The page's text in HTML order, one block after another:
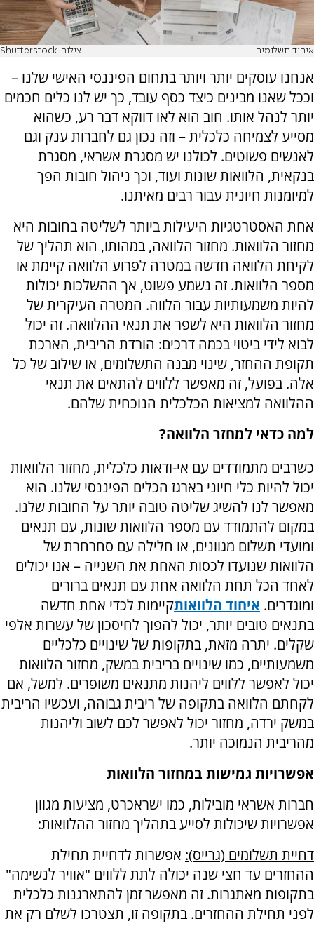
איחוד תשלומים צילום: Shutterstock
אנחנו עוסקים יותר ויותר בתחום הפיננסי האישי שלנו –
וככל שאנו מבינים כיצד כסף עובד, כך יש לנו כלים חכמים
יותר לנהל אותו. חוב הוא לאו דווקא דבר רע, כשהוא
מסייע לצמיחה כלכלית – וזה נכון גם לחברות ענק וגם
לאנשים פשוטים. לכולנו יש מסגרת אשראי, מסגרת
בנקאית, הלוואות שונות ועוד, וכך ניהול חובות הפך
למיומנות חיונית עבור רבים מאיתנו.
אחת האסטרטגיות היעילות ביותר לשליטה בחובות היא
מחזור הלוואות. מחזור הלוואה, במהותו, הוא תהליך של
לקיחת הלוואה חדשה במטרה לפרוע הלוואה קיימת או
מספר הלוואות. זה נשמע פשוט, אך ההשלכות יכולות
להיות משמעותיות עבור הלווה. המטרה העיקרית של
מחזור הלוואות היא לשפר את תנאי ההלוואה. זה יכול
לבוא לידי ביטוי בכמה דרכים: הורדת הריבית, הארכת
תקופת ההחזר, שינוי מבנה התשלומים, או שילוב של כל
אלה. בפועל, זה מאפשר ללווים להתאים את תנאי
ההלוואה למציאות הכלכלית הנוכחית שלהם.
למה כדאי למחזר הלוואה?
כשרבים מתמודדים עם אי-ודאות כלכלית, מחזור הלוואות
יכול להיות כלי חיוני בארגז הכלים הפיננסי שלנו. הוא
מאפשר לנו להשיג שליטה טובה יותר על החובות שלנו.
במקום להתמודד עם מספר הלוואות שונות, עם תנאים
ומועדי תשלום מגוונים, או חלילה עם סחרחרת של
הלוואות שנועדו לכסות האחת את השנייה – אנו יכולים
לאחד הכל תחת הלוואה אחת עם תנאים ברורים
ומוגדרים. איחוד הלוואותקיימות לכדי אחת חדשה
בתנאים טובים יותר, יכול להפוך לחיסכון של עשרות אלפי
שקלים. יתרה מזאת, בתקופות של שינויים כלכליים
משמעותיים, כמו שינויים בריבית במשק, מחזור הלוואות
יכול לאפשר ללווים ליהנות מתנאים משופרים. למשל, אם
לקחתם הלוואה בתקופה של ריבית גבוהה, ועכשיו הריבית
במשק ירדה, מחזור יכול לאפשר לכם לשוב וליהנות
מהריבית הנמוכה יותר.
אפשרויות גמישות במחזור הלוואות
חברות אשראי מובילות, כמו ישראכרט, מציעות מגוון
אפשרויות שיכולות לסייע בתהליך מחזור ההלוואות:
דחיית תשלומים (גרייס): אפשרות לדחיית תחילת
ההחזרים עד חצי שנה יכולה לתת ללווים "אוויר לנשימה"
בתקופות מאתגרות. זה מאפשר זמן להתארגנות כלכלית
לפני תחילת ההחזרים. בתקופה זו, תצטרכו לשלם רק את